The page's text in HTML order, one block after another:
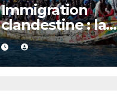
Immigration
clandestine : la
Gambie devient
nouveau point
départ de la